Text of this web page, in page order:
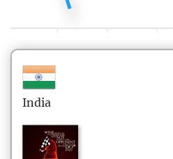
India